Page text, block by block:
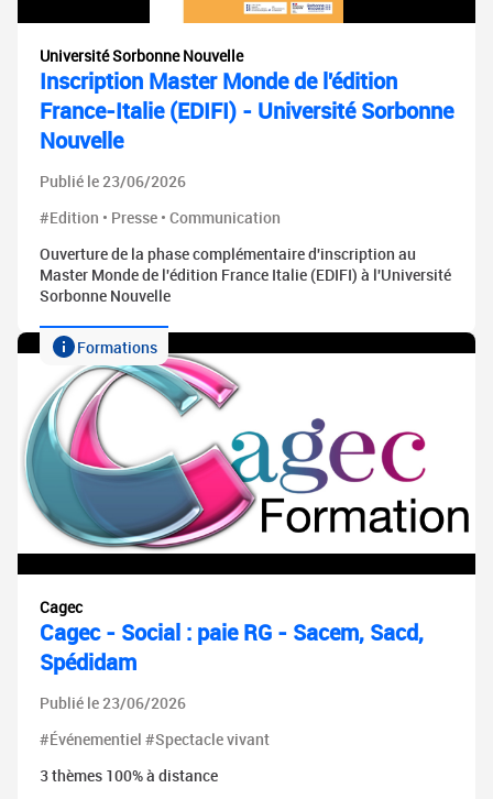
Université Sorbonne Nouvelle
Inscription Master Monde de l'édition
France-Italie (EDIFI) - Université Sorbonne
Nouvelle
Publié le 23/06/2026
#Edition • Presse • Communication
Ouverture de la phase complémentaire d'inscription au
Master Monde de l'édition France Italie (EDIFI) à l'Université
Sorbonne Nouvelle
Formations
Cagec
Cagec - Social : paie RG - Sacem, Sacd,
Spédidam
Publié le 23/06/2026
#Événementiel #Spectacle vivant
3 thèmes 100% à distance